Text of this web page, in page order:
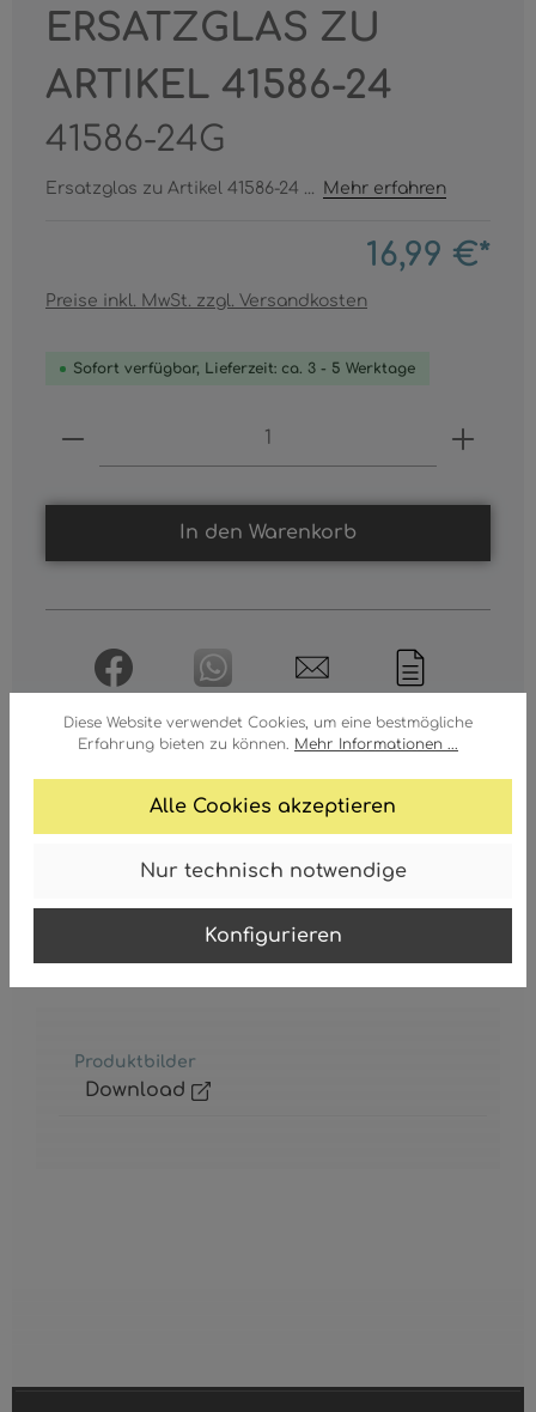
Diese Website verwendet Cookies, um eine bestmögliche
Erfahrung bieten zu können. Mehr Informationen ...
Alle Cookies akzeptieren
Nur technisch notwendige
Konfigurieren
ERSATZGLAS ZU
ARTIKEL 41586-24
41586-24G
Ersatzglas zu Artikel 41586-24 ... Mehr erfahren
16,99 €*
Preise inkl. MwSt. zzgl. Versandkosten
Sofort verfügbar, Lieferzeit: ca. 3 - 5 Werktage
Produkt Anzahl: Gib den
In den Warenkorb
Ersatzglas zu Artikel 41586-24
Produktbilder
Download